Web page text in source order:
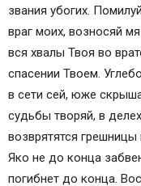
звания убогих.
враг моих, возносяй
вся хвалы Твоя во
спасении Твоем.
в сети сей, юже
судьбы творяй, в
возврятятся
Яко не до конца
погибнет до конца.